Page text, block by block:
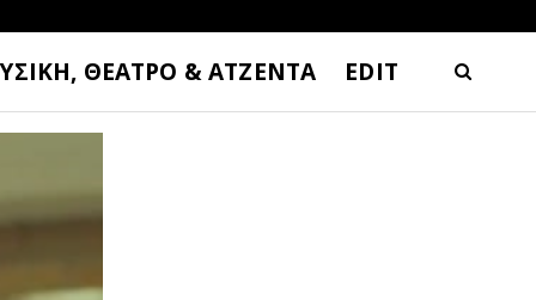
ΘΕΑΤΡΟ & ΑΤΖΕΝΤΑ EDIT